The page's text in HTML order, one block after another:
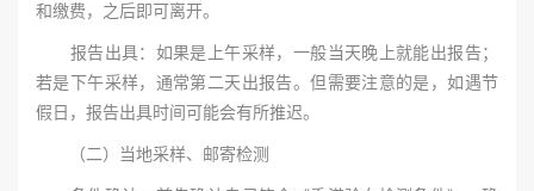
和缴费，之后即可离开。
报告出具：如果是上午采样，一般当天晚上就能出报告；
若是下午采样，通常第二天出报告。但需要注意的是，如遇节
假日，报告出具时间可能会有所推迟。
（二）当地采样、邮寄检测